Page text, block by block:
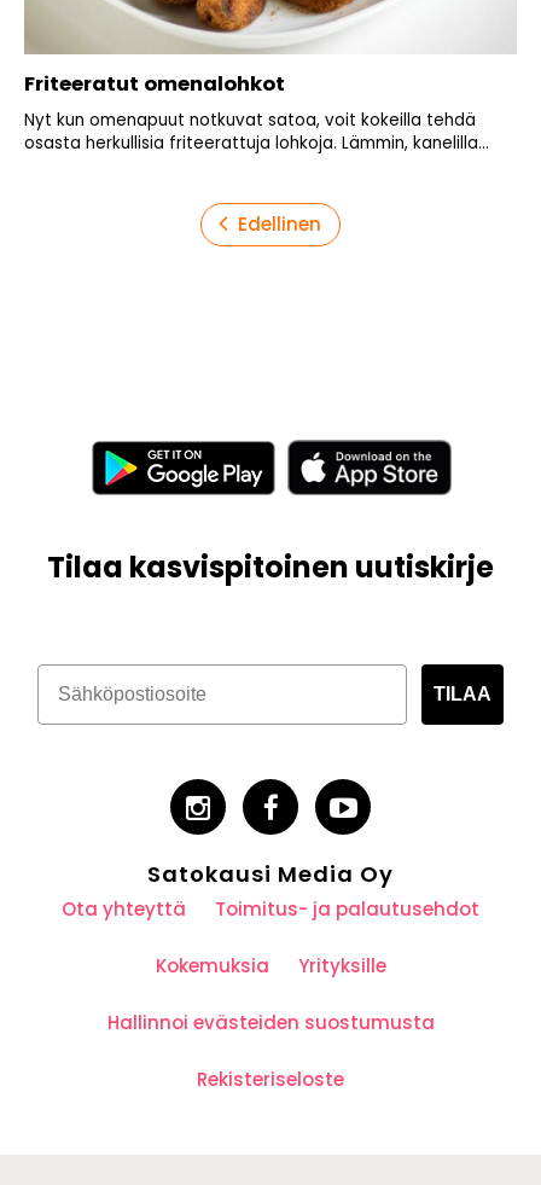
Friteeratut omenalohkot
Nyt kun omenapuut notkuvat satoa, voit kokeilla tehdä
osasta herkullisia friteerattuja lohkoja. Lämmin, kanelilla...
Edellinen
Tilaa kasvispitoinen uutiskirje
TILAA
Satokausi Media Oy
Ota yhteyttä Toimitus- ja palautusehdot
Kokemuksia Yrityksille
Hallinnoi evästeiden suostumusta
Rekisteriseloste